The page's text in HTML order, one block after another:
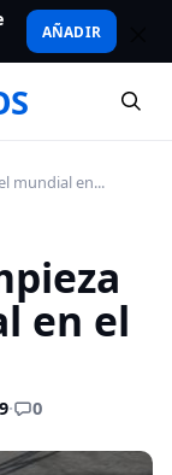
AÑADIR
mundial en...
en el
· 0